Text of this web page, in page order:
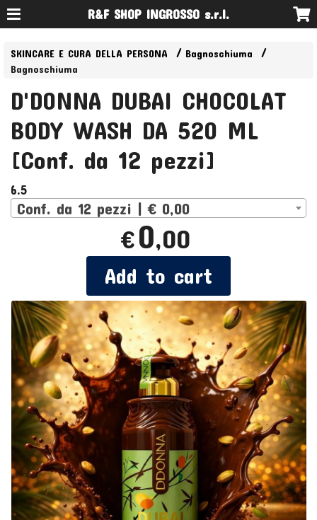
R&F SHOP INGROSSO s.r.l.
SKINCARE E CURA DELLA PERSONA
Bagnoschiuma
Bagnoschiuma
D'DONNA DUBAI CHOCOLAT
BODY WASH DA 520 ML
[Conf. da 12 pezzi]
6.5
Conf. da 12 pezzi | € 0,00
€0,00
Add to cart